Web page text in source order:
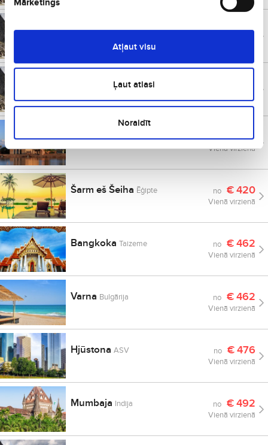
Mārketings
Atļaut visu
Ļaut atlasi
Noraidīt
AstanaKazahstāna no €407
SamarkandaUzbekistāna
MarakešaMaroka no €417
Vienā virzienā
Šarm eš Šeiha Ēģipte no €420
Vienā virzienā
BangkokaTaizeme no €462
Vienā virzienā
Varna Bulgārija no €462
Vienā virzienā
HjūstonaASV no €476
Vienā virzienā
Mumbaja Indija no €492
Vienā virzienā